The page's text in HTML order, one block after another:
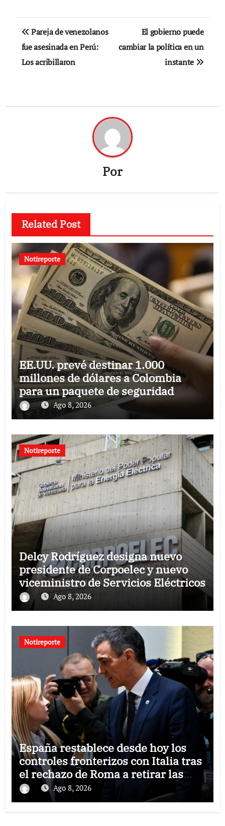
Navegación
de
entradas
Pareja de venezolanos
fue asesinada en Perú:
Los acribillaron
El gobierno puede
cambiar la política en un
instante
Por
Related Post
Notireporte
EE.UU. prevé destinar 1.000
millones de dólares a Colombia
para un paquete de seguridad
Ago 8, 2026
Notireporte
Delcy Rodríguez designa nuevo
presidente de Corpoelec y nuevo
viceministro de Servicios Eléctricos
Ago 8, 2026
Notireporte
España restablece desde hoy los
controles fronterizos con Italia tras
el rechazo de Roma a retirar las
restricciones
Ago 8, 2026